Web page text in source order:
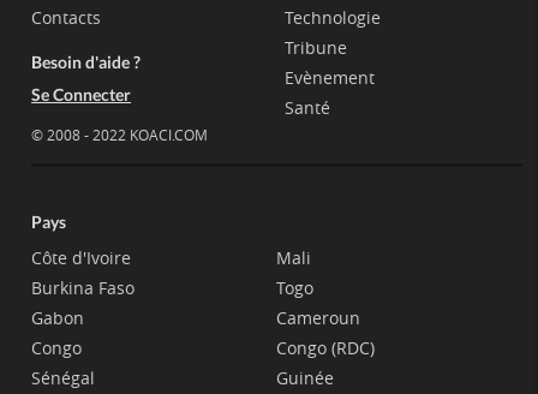
Contacts
Besoin d'aide ?
Se Connecter
© 2008 - 2022 KOACI.COM
Technologie
Tribune
Evènement
Santé
Pays
Côte d'Ivoire
Burkina Faso
Gabon
Congo
Sénégal
Mali
Togo
Cameroun
Congo (RDC)
Guinée